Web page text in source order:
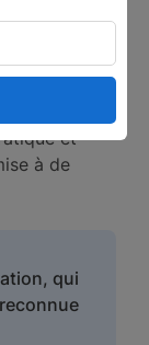
Vous y
et
à de
qui